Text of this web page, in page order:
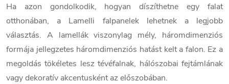
Ha azon gondolkodik, hogyan díszíthetne egy falat
otthonában, a Lamelli falpanelek lehetnek a legjobb
választás. A lamellák viszonylag mély, háromdimenziós
formája jellegzetes háromdimenziós hatást kelt a falon. Ez a
megoldás tökéletes lesz tévéfalnak, hálószobai fejtámlának
vagy dekoratív akcentusként az előszobában.